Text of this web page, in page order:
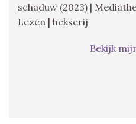
schaduw (2023) |
Lezen | hekserij
Bekijk